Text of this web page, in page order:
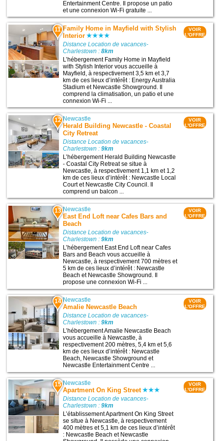
Entertainment Centre. Il propose un patio
et une connexion Wi-Fi gratuite ...
11 Family Home in Mayfield with Stylish
Interior
Distance Location de vacances-
Charlestown :8km
L’hébergement Family Home in Mayfield
with Stylish Interior vous accueille à
Mayfield, à respectivement 3,5 km et 3,7
km de ces lieux d’intérêt : Energy Australia
Stadium et Newcastle Showground. Il
comprend la climatisation, un patio et une
connexion Wi-Fi ...
VOIR
L'OFFRE
12 Newcastle
Herald Building Newcastle - Coastal
City Retreat
Distance Location de vacances-
Charlestown :9km
L’hébergement Herald Building Newcastle
- Coastal City Retreat se situe à
Newcastle, à respectivement 1,1 km et 1,2
km de ces lieux d’intérêt : Newcastle Local
Court et Newcastle City Council. Il
comprend un balcon ...
VOIR
L'OFFRE
13 Newcastle
East End Loft near Cafes Bars and
Beach
Distance Location de vacances-
Charlestown :9km
L’hébergement East End Loft near Cafes
Bars and Beach vous accueille à
Newcastle, à respectivement 700 mètres et
5 km de ces lieux d’intérêt : Newcastle
Beach et Newcastle Showground. Il
propose une connexion Wi-Fi ...
VOIR
L'OFFRE
14 Newcastle
Amalie Newcastle Beach
Distance Location de vacances-
Charlestown :9km
L’hébergement Amalie Newcastle Beach
vous accueille à Newcastle, à
respectivement 200 mètres, 5,4 km et 5,6
km de ces lieux d’intérêt : Newcastle
Beach, Newcastle Showground et
Newcastle Entertainment Centre ...
VOIR
L'OFFRE
15 Newcastle
Apartment On King Street
Distance Location de vacances-
Charlestown :9km
L’établissement Apartment On King Street
se situe à Newcastle, à respectivement
400 mètres et 5,1 km de ces lieux d’intérêt
: Newcastle Beach et Newcastle
VOIR
L'OFFRE